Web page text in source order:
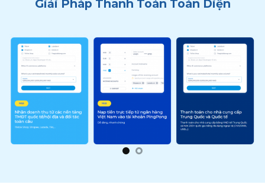
Giải Pháp Thanh Toán Toàn Diện